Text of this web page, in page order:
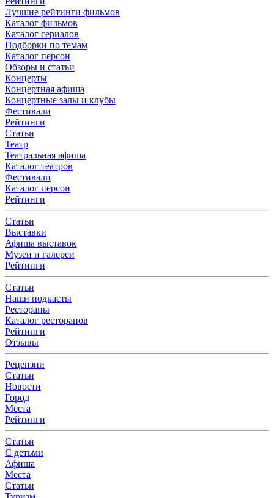
Лучшие рейтинги фильмов
Каталог фильмов
Каталог сериалов
Подборки по темам
Каталог персон
Обзоры и статьи
Концерты
Концертная афиша
Концертные залы и клубы
Фестивали
Рейтинги
Статьи
Театр
Театральная афиша
Каталог театров
Фестивали
Каталог персон
Рейтинги
Статьи
Выставки
Афиша выставок
Музеи и галереи
Рейтинги
Статьи
Наши подкасты
Рестораны
Каталог ресторанов
Рейтинги
Отзывы
Рецензии
Статьи
Новости
Город
Места
Рейтинги
Статьи
С детьми
Афиша
Места
Статьи